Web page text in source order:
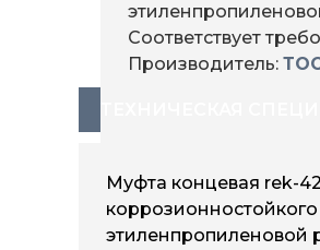
Соответствует
Производитель:
Муфта концевая rek-
этиленпропиленовой